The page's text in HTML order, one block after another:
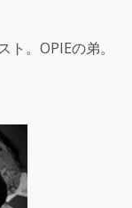
。OPIEの弟。